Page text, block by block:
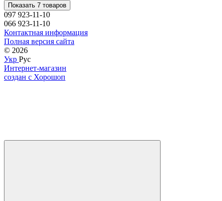
Показать 7 товаров
097 923-11-10
066 923-11-10
Контактная информация
Полная версия сайта
© 2026
Укр Рус
Интернет-магазин
создан с Хорошоп